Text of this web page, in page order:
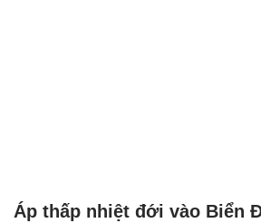
Áp thấp nhiệt đới vào Biển